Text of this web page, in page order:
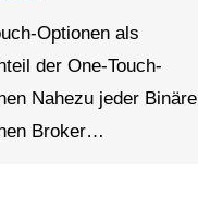
Optionen als
der One-Touch-
Nahezu jeder Binäre
Broker…